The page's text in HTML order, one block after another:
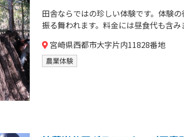
田舎ならではの珍しい体験です。体験
振る舞われます。料金には昼食代も含み
宮崎県西都市大字片内11828番地
農業体験